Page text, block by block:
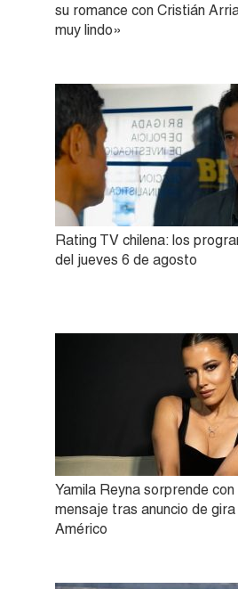
su romance con Cristián
muy lindo»
Rating TV chilena: los
del jueves 6 de agosto
Yamila Reyna sorprende
mensaje tras anuncio de
Américo